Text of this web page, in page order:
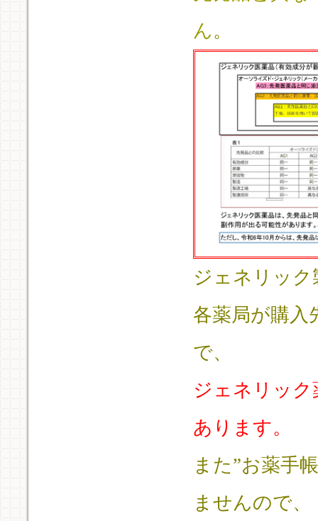
ん。
ジェネリッ
各薬局が購入
で、
ジェネリッ
あります。
また”お薬手
ませんので、